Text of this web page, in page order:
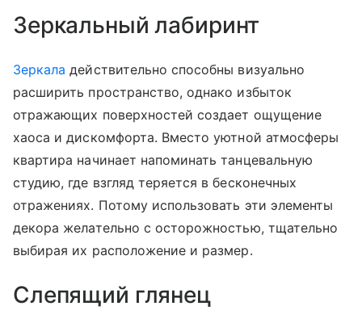
Зеркальный лабиринт
Зеркала действительно способны визуально
расширить пространство, однако избыток
отражающих поверхностей создает ощущение
хаоса и дискомфорта. Вместо уютной атмосферы
квартира начинает напоминать танцевальную
студию, где взгляд теряется в бесконечных
отражениях. Потому использовать эти элементы
декора желательно с осторожностью, тщательно
выбирая их расположение и размер.
Слепящий глянец